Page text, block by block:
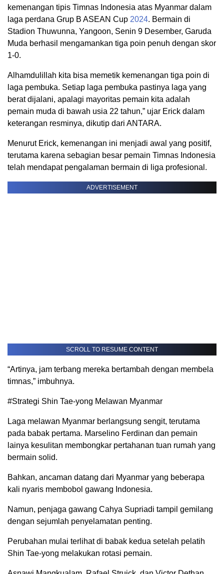
kemenangan tipis Timnas Indonesia atas Myanmar dalam
laga perdana Grup B ASEAN Cup 2024. Bermain di
Stadion Thuwunna, Yangoon, Senin 9 Desember, Garuda
Muda berhasil mengamankan tiga poin penuh dengan skor
1-0.
Alhamdulillah kita bisa memetik kemenangan tiga poin di
laga pembuka. Setiap laga pembuka pastinya laga yang
berat dijalani, apalagi mayoritas pemain kita adalah
pemain muda di bawah usia 22 tahun,” ujar Erick dalam
keterangan resminya, dikutip dari ANTARA.
Menurut Erick, kemenangan ini menjadi awal yang positif,
terutama karena sebagian besar pemain Timnas Indonesia
telah mendapat pengalaman bermain di liga profesional.
ADVERTISEMENT
SCROLL TO RESUME CONTENT
“Artinya, jam terbang mereka bertambah dengan membela
timnas,” imbuhnya.
#Strategi Shin Tae-yong Melawan Myanmar
Laga melawan Myanmar berlangsung sengit, terutama
pada babak pertama. Marselino Ferdinan dan pemain
lainya kesulitan membongkar pertahanan tuan rumah yang
bermain solid.
Bahkan, ancaman datang dari Myanmar yang beberapa
kali nyaris membobol gawang Indonesia.
Namun, penjaga gawang Cahya Supriadi tampil gemilang
dengan sejumlah penyelamatan penting.
Perubahan mulai terlihat di babak kedua setelah pelatih
Shin Tae-yong melakukan rotasi pemain.